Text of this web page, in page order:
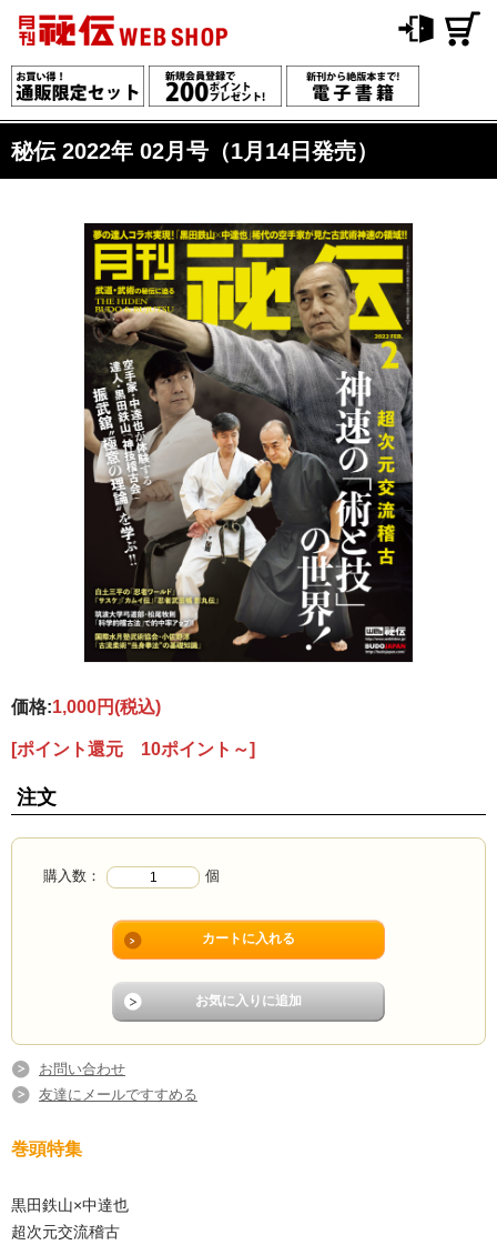
秘伝 2022年 02月号（1月14日発売）
価格:1,000円(税込)
[ポイント還元 10ポイント～]
注文
購入数： 個
お問い合わせ
友達にメールですすめる
巻頭特集
黒田鉄山×中達也
超次元交流稽古